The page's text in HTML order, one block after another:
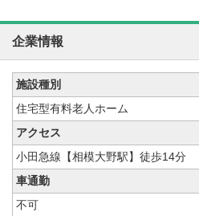
企業情報
施設種別
住宅型有料老人ホーム
アクセス
小田急線【相模大野駅】徒歩14分
車通勤
不可